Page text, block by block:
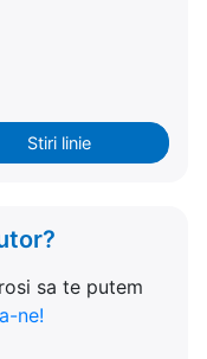
Stiri linie
sa te putem
ne!